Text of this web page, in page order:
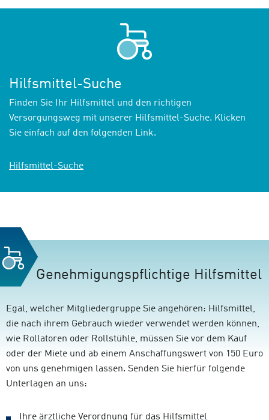
Hilfsmittel-Suche
Finden Sie Ihr Hilfsmittel und den richtigen
Versorgungsweg mit unserer Hilfsmittel-Suche. Klicken
Sie einfach auf den folgenden Link.
Hilfsmittel-Suche
Genehmigungspflichtige Hilfsmittel
Egal, welcher Mitgliedergruppe Sie angehören: Hilfsmittel,
die nach ihrem Gebrauch wieder verwendet werden können,
wie Rollatoren oder Rollstühle, müssen Sie vor dem Kauf
oder der Miete und ab einem Anschaffungswert von 150 Euro
von uns genehmigen lassen. Senden Sie hierfür folgende
Unterlagen an uns:
Ihre ärztliche Verordnung für das Hilfsmittel